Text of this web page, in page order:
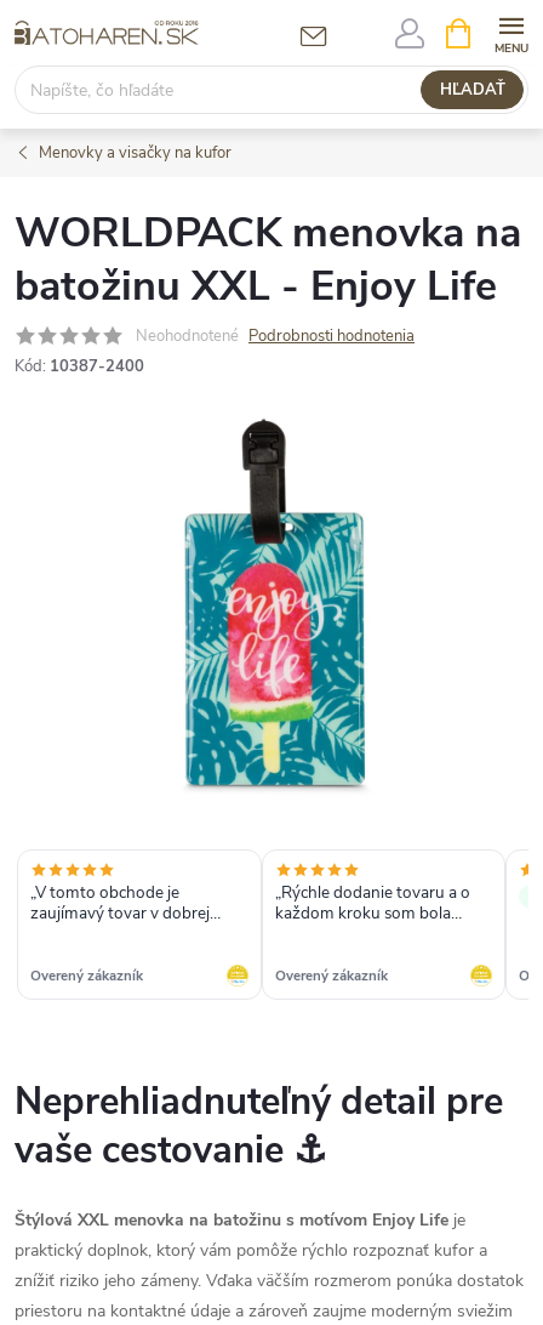
na
obsah
HĽADAŤ
KOŠÍK
Menovky a visačky na kufor
WORLDPACK menovka na
batožinu XXL - Enjoy Life
Neohodnotené Podrobnosti hodnotenia
Kód: 10387-2400
„V tomto obchode je
zaujímavý tovar v dobrej
Overený zákazník
„Rýchle dodanie tovaru a o
každom kroku som bola
Overený zákazník
Neprehliadnuteľný detail pre
vaše cestovanie ⚓
Štýlová XXL menovka na batožinu s motívom Enjoy Life je
praktický doplnok, ktorý vám pomôže rýchlo rozpoznať kufor a
znížiť riziko jeho zámeny. Vďaka väčším rozmerom ponúka dostatok
priestoru na kontaktné údaje a zároveň zaujme moderným sviežim